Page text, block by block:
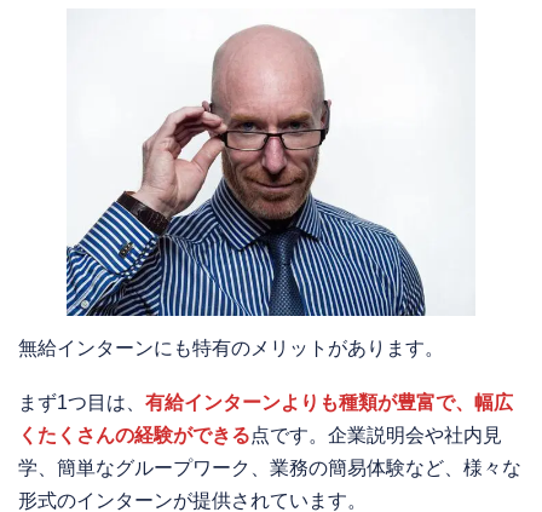
無給インターンにも特有のメリットがあります。
まず1つ目は、 有給インターンよりも種類が豊富で、幅広
くたくさんの経験ができる点です。企業説明会や社内見
学、簡単なグループワーク、業務の簡易体験など、様々な
形式のインターンが提供されています。